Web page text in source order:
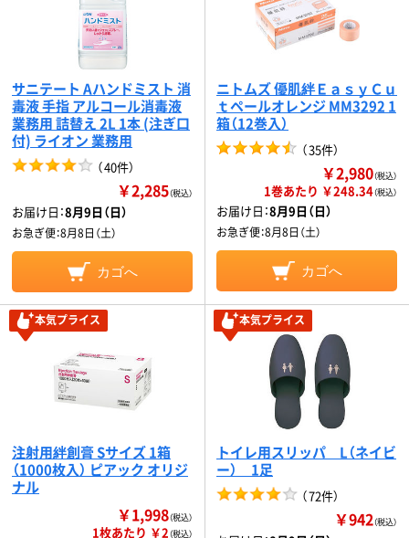
サニテート Aハンドミスト 消
毒液 手指 アルコール消毒液
業務用 詰替え 2L 1本 (注ぎ口
付) ライオン 業務用
（40件）
￥2,285（税込）
お届け日：8月9日（日）
お急ぎ便：8月8日（土）
カゴへ
ニトムズ 優肌絆ＥａｓｙＣｕ
ｔペールオレンジ MM3292 1
箱（12巻入）
（35件）
￥2,980（税込）
1巻あたり ￥248.34（税込）
お届け日：8月9日（日）
お急ぎ便：8月8日（土）
カゴへ
本気プライス
注射用絆創膏 Sサイズ 1箱
（1000枚入） ピアック オリジ
ナル
￥1,998（税込）
1枚あたり ￥2（税込）
本気プライス
トイレ用スリッパ L（ネイビ
ー） 1足
（72件）
￥942（税込）